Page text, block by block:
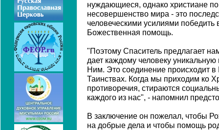
нуждающиеся, однако христиане
несовершенство мира - это
человеческими усилиями
Божественная помощь.
"Поэтому Спаситель предлагает
дает каждому человеку
Ним. Это соединение происходит в
Таинствах. Когда мы приходим ко
противоречия, стираются
каждого из нас", - напомнил
В заключение он пожелал, чтобы
на добрые дела и чтобы помощь